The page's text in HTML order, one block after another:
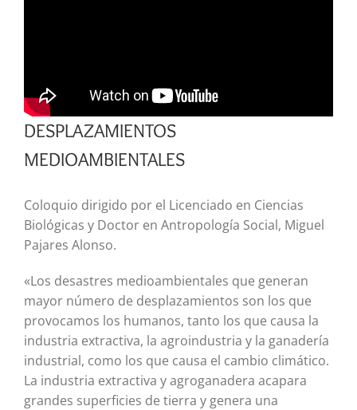
DESPLAZAMIENTOS
MEDIOAMBIENTALES
Coloquio dirigido por el Licenciado en Ciencias
Biológicas y Doctor en Antropología Social, Miguel
Pajares Alonso.
«Los desastres medioambientales que generan
mayor número de desplazamientos son los que
provocamos los humanos, tanto los que causa la
industria extractiva, la agroindustria y la ganadería
industrial, como los que causa el cambio climático.
La industria extractiva y agroganadera acapara
grandes superficies de tierra y genera una